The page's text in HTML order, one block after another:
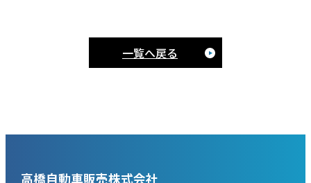
一覧へ戻る
高橋自動車販売株式会社